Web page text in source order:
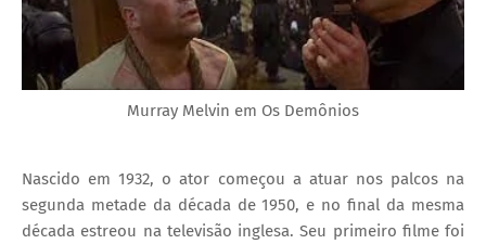
Murray Melvin em Os Demônios
Nascido em 1932, o ator começou a atuar nos palcos na
segunda metade da década de 1950, e no final da mesma
década estreou na televisão inglesa. Seu primeiro filme foi